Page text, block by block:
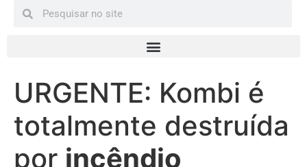
URGENTE: Kombi é
totalmente destruída
por incêndio